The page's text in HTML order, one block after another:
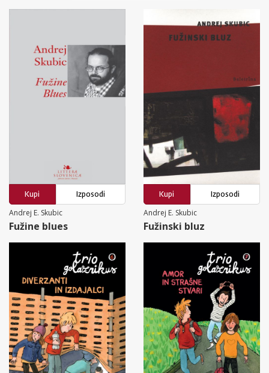
Kupi
Izposodi
Andrej E. Skubic
Fužine blues
Kupi
Izposodi
Andrej E. Skubic
Fužinski bluz